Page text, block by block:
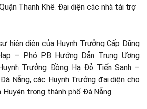
Thanh Khê, Đại diện các nhà tài trợ
hiện diện của Huynh Trưởng Cấp Dũng
– Phó PB Hướng Dẫn Trung Ương
Trưởng Đồng Hạ Đỗ Tiến Sanh –
Nẵng, các Huynh Trưởng đại diện cho
trong thành phố Đà Nẵng.